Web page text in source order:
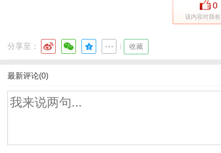
0
该内容对我
分享至： 收藏
最新评论(0)